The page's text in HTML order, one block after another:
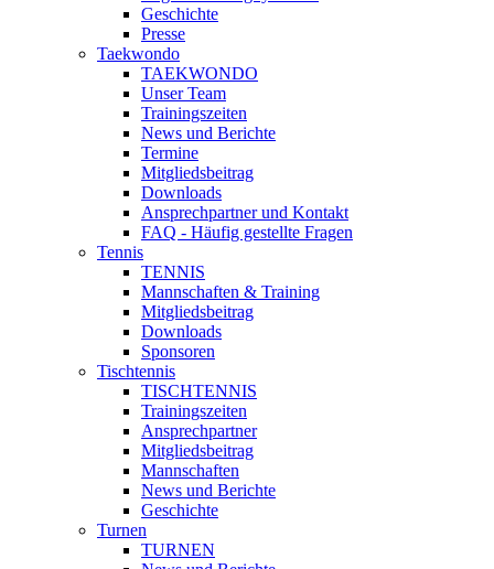
Geschichte
Presse
Taekwondo
TAEKWONDO
Unser Team
Trainingszeiten
News und Berichte
Termine
Mitgliedsbeitrag
Downloads
Ansprechpartner und Kontakt
FAQ - Häufig gestellte Fragen
Tennis
TENNIS
Mannschaften & Training
Mitgliedsbeitrag
Downloads
Sponsoren
Tischtennis
TISCHTENNIS
Trainingszeiten
Ansprechpartner
Mitgliedsbeitrag
Mannschaften
News und Berichte
Geschichte
Turnen
TURNEN